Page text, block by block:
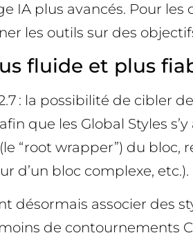
IA plus avancés. Pour
les outils sur des
fluide et plus
: la possibilité de cibler
que les Global Styles
“root wrapper”) du
d’un bloc complexe, etc.).
désormais associer des
moins de